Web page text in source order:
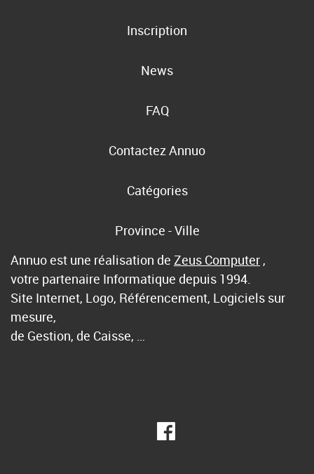
Inscription
News
FAQ
Contactez Annuo
Catégories
Province - Ville
Annuo est une réalisation de Zeus Computer ,
votre partenaire Informatique depuis 1994.
Site Internet, Logo, Référencement, Logiciels sur
mesure,
de Gestion, de Caisse, …